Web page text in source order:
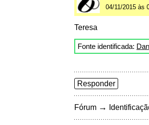
04/11/2015 às
Teresa
Fonte identificada:
Responder
Fórum →